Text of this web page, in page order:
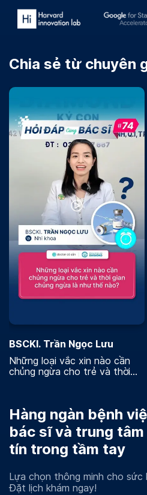
Chia sẻ từ chuyên
BSCKI. Trần Ngọc Lưu
Những loại vắc xin nào cần
chủng ngừa cho trẻ và thời
Hàng ngàn bệnh
bác sĩ và trung
tín trong tầm tay
Lựa chọn thông minh cho sức
Đặt lịch khám ngay!